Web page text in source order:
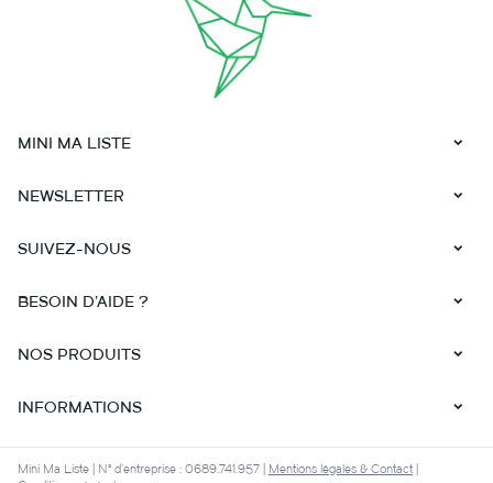
Pain levain épeautre 100% BIO
Voir le produit
NEWSLETTER
SUIVEZ-NOUS
MINI MA LISTE
BESOIN D'AIDE ?
NOS PRODUITS
INFORMATIONS
Mini Ma Liste | N° d'entreprise : 0689.741.957 | Mentions légales & Contact |